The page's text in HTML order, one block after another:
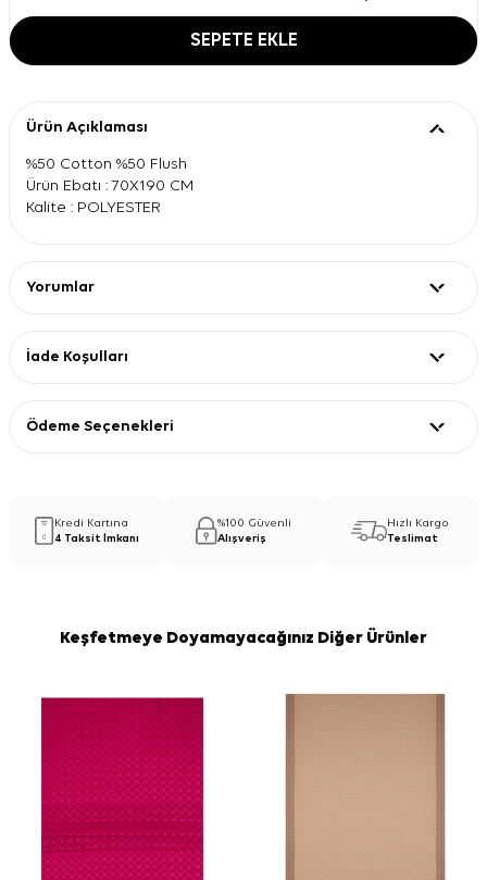
SEPETE EKLE
Ürün Açıklaması
%50 Cotton %50 Flush
Ürün Ebatı : 70X190 CM
Kalite : POLYESTER
Yorumlar
İade Koşulları
Ödeme Seçenekleri
Kredi Kartına
4 Taksit İmkanı
%100 Güvenli
Alışveriş
Hızlı Kargo
Teslimat
Keşfetmeye Doyamayacağınız Diğer Ürünler